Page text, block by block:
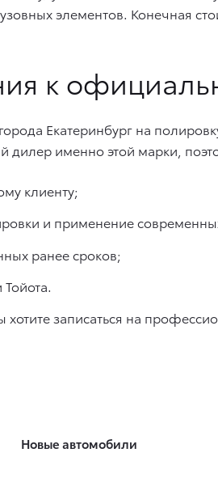
элементов. Конечная
к
Екатеринбург на
именно этой марки,
клиенту;
и применение
ранее сроков;
.
хотите записаться на
Новые автомобили